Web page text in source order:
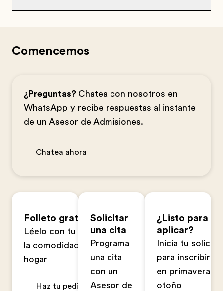
Comencemos
¿Preguntas? Chatea con nosotros en
WhatsApp y recibe respuestas al instante
de un Asesor de Admisiones.
Chatea ahora
Folleto gratuito
Léelo con tu familia en
la comodidad de tu
hogar
Haz tu pedido ahora
Solicitar
una cita
Programa
una cita
con un
Asesor de
¿Listo para
aplicar?
Inicia tu
para inscribirte
en primavera u
otoño